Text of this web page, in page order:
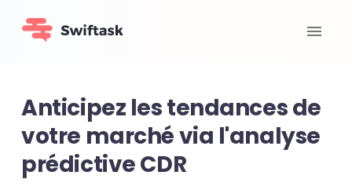
Anticipez les tendances de
votre marché via l'analyse
prédictive CDR